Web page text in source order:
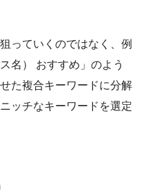
っていくのではなく、例
名） おすすめ」のよう
た複合キーワードに分解
ッチなキーワードを選定